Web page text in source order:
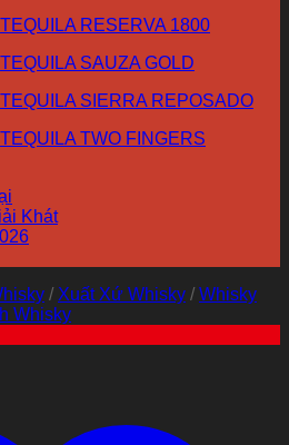
TEQUILA RESERVA 1800
TEQUILA SAUZA GOLD
TEQUILA SIERRA REPOSADO
TEQUILA TWO FINGERS
Khát
/ Xuất Xứ Whisky / Whisky
Whisky